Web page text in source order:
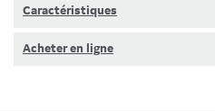
Caractéristiques
Acheter en ligne